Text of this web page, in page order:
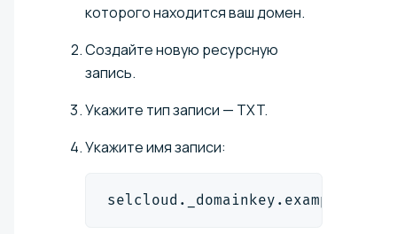
которого находится ваш домен.
Создайте новую ресурсную
запись.
Укажите тип записи — TXT.
Укажите имя записи:
selcloud._domainkey.example.com